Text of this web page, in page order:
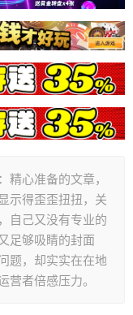
精心准备的文章，
示得歪歪扭扭，关
自己又没有专业的
足够吸睛的封面
题，却实实在在地
营者倍感压力。